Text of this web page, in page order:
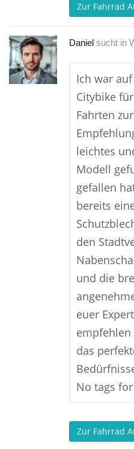
Zur Fahrrad
Daniel sucht in
Ich war
Citybike
Fahrten
leichtes
Modell
gefallen
bereits
den
und die
euer
das
No tags
Zur Fahrrad